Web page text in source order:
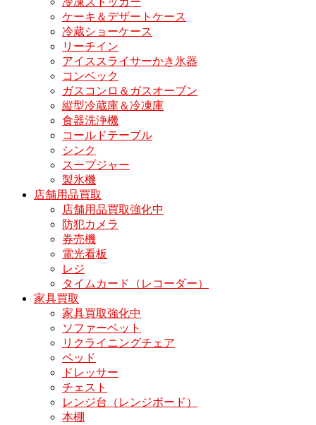
ケーキ＆デザートケース
冷蔵ショーケース
リーチイン
アイススライサーかき氷器
コンベック
ガスコンロ＆ガスオーブン
縦型冷蔵庫＆冷凍庫
食器洗浄機
コールドテーブル
シンク
スープジャー
製氷機
店舗用品買取
店舗用品買取強化中
防犯カメラ
券売機
電光看板
レジ
タイムカード（レコーダー）
家具買取
家具買取強化中
ソファーベット
リクライニングチェア
ベッド
ドレッサー
チェスト
レンジ台（レンジボード）
本棚